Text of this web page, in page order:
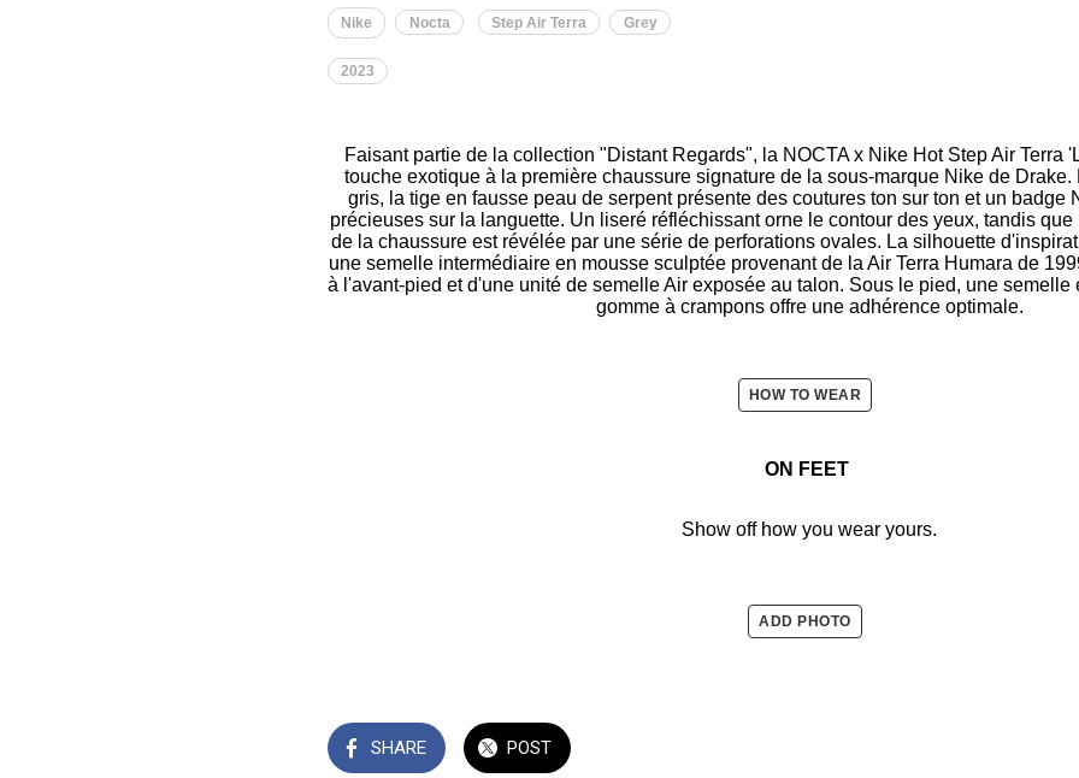
Nike Nocta Step Air Terra Grey
2023
Faisant partie de la collection "Distant Regards", la NOCTA x Nike Hot Step Air Terra
touche exotique à la première chaussure signature de la sous-marque Nike de
gris, la tige en fausse peau de serpent présente des coutures ton sur ton et un badge
précieuses sur la languette. Un liseré réfléchissant orne le contour des yeux, tandis
de la chaussure est révélée par une série de perforations ovales. La silhouette
une semelle intermédiaire en mousse sculptée provenant de la Air Terra Humara de
à l'avant-pied et d'une unité de semelle Air exposée au talon. Sous le pied, une semelle
gomme à crampons offre une adhérence optimale.
HOW TO WEAR
ON FEET
Show off how you wear yours.
ADD PHOTO
SHARE POST